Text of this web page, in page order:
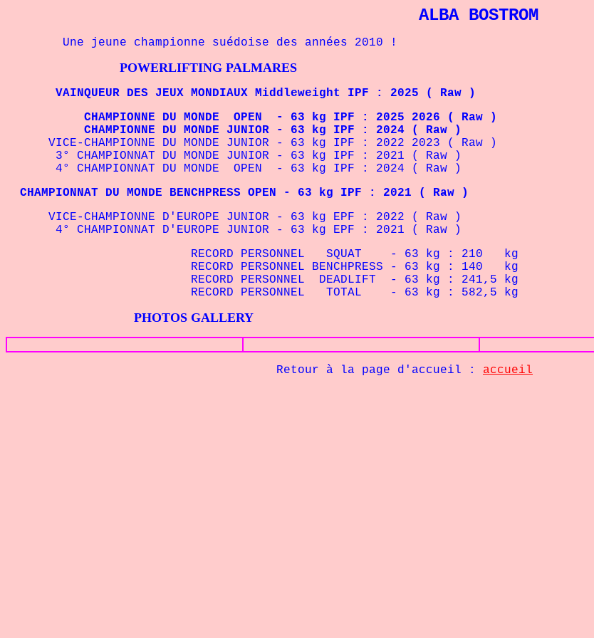
ALBA BOSTROM
Une jeune championne suédoise des années 2010 !
POWERLIFTING PALMARES
VAINQUEUR DES JEUX MONDIAUX Middleweight IPF : 2025 ( Raw )
CHAMPIONNE DU MONDE OPEN - 63 kg IPF : 2025 2026 ( Raw )
CHAMPIONNE DU MONDE JUNIOR - 63 kg IPF : 2024 ( Raw )
VICE-CHAMPIONNE DU MONDE JUNIOR - 63 kg IPF : 2022 2023 ( Raw )
3° CHAMPIONNAT DU MONDE JUNIOR - 63 kg IPF : 2021 ( Raw )
4° CHAMPIONNAT DU MONDE OPEN - 63 kg IPF : 2024 ( Raw )
CHAMPIONNAT DU MONDE BENCHPRESS OPEN - 63 kg IPF : 2021 ( Raw )
VICE-CHAMPIONNE D'EUROPE JUNIOR - 63 kg EPF : 2022 ( Raw )
4° CHAMPIONNAT D'EUROPE JUNIOR - 63 kg EPF : 2021 ( Raw )
RECORD PERSONNEL SQUAT - 63 kg : 210 kg
RECORD PERSONNEL BENCHPRESS - 63 kg : 140 kg
RECORD PERSONNEL
DEADLIFT - 63 kg : 241,5 kg
RECORD PERSONNEL TOTAL - 63 kg : 582,5 kg
PHOTOS GALLERY
Retour à la page d'accueil : accueil